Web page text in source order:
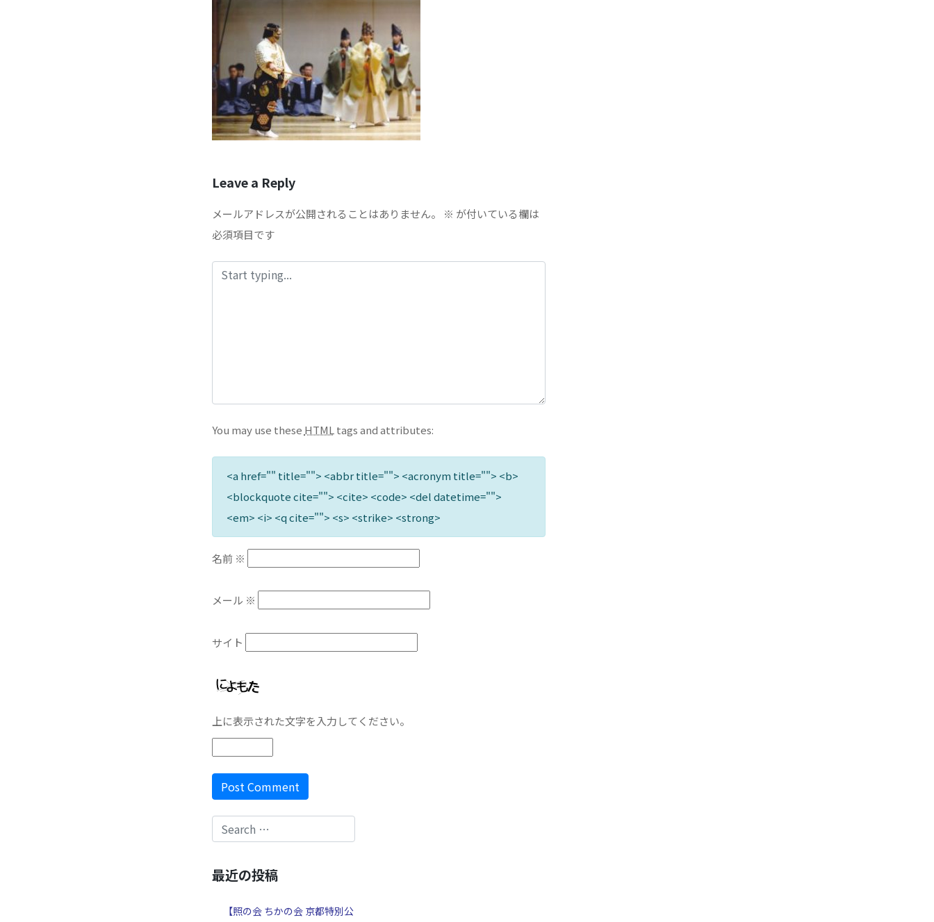
Leave a Reply
メールアドレスが公開されることはありません。 ※ が付いている欄は
必須項目です
You may use these HTML tags and attributes:
<a href="" title=""> <abbr title=""> <acronym title=""> <b>
<blockquote cite=""> <cite> <code> <del datetime="">
<em> <i> <q cite=""> <s> <strike> <strong>
名前 ※
メール ※
サイト
上に表示された文字を入力してください。
最近の投稿
【照の会 ちかの会 京都特別公